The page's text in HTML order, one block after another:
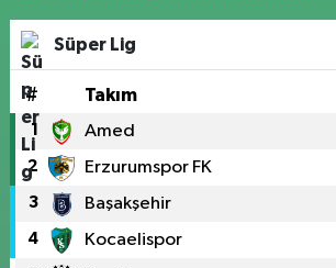
Süper Lig
# Takım
1 Amed
2 Erzurumspor FK
3 Başakşehir
4 Kocaelispor